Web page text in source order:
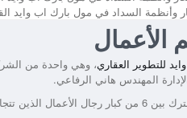
وأنظمة السداد في مول بارك اب وايد
الأعمال
للتطوير العقاري، وهي واحدة من
المهندس هاني الرفاعي.
الـ 40 عام.